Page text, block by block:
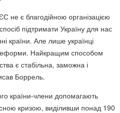
не є благодійною організацією
підтримати Україну для нас
країни. Але лише українці
Найкращим способом
є стабільна, заможна і
Боррель.
країни-члени допомагають
кризою, виділивши понад 190